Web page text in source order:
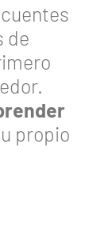
de
propio